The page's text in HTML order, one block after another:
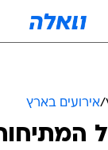
/אירועים בארץ